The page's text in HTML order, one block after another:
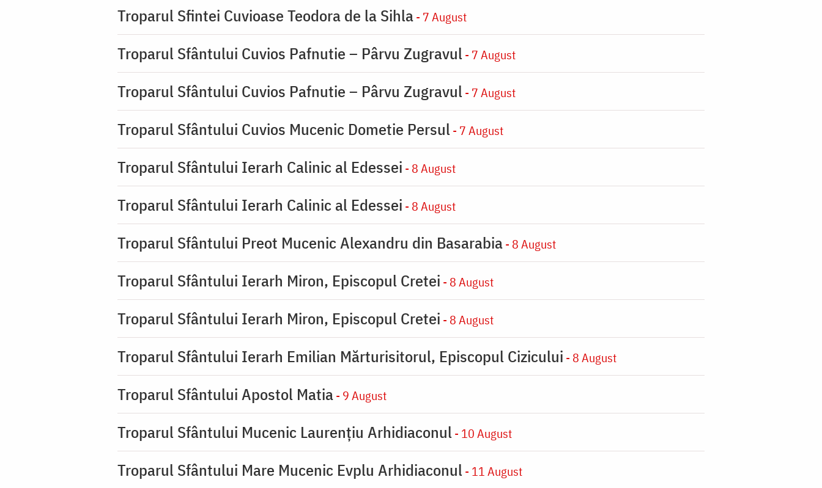
Troparul Sfintei Cuvioase Teodora de la Sihla- 7 August
Troparul Sfântului Cuvios Pafnutie – Pârvu Zugravul - 7 August
Troparul Sfântului Cuvios Pafnutie – Pârvu Zugravul - 7 August
Troparul Sfântului Cuvios Mucenic Dometie Persul - 7 August
Troparul Sfântului Ierarh Calinic al Edessei - 8 August
Troparul Sfântului Ierarh Calinic al Edessei - 8 August
Troparul Sfântului Preot Mucenic Alexandru din Basarabia- 8 August
Troparul Sfântului Ierarh Miron, Episcopul Cretei - 8 August
Troparul Sfântului Ierarh Miron, Episcopul Cretei - 8 August
Troparul Sfântului Ierarh Emilian Mărturisitorul, Episcopul Cizicului - 8 August
Troparul Sfântului Apostol Matia- 9 August
Troparul Sfântului Mucenic Laurențiu Arhidiaconul - 10 August
Troparul Sfântului Mare Mucenic Evplu Arhidiaconul - 11 August